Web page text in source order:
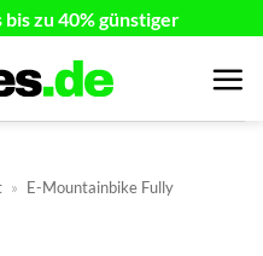
zu 40% günstiger
» E-Mountainbike Fully